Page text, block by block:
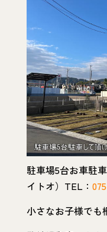
駐車場5台お車駐
イトオ）TEL：
小さなお子様でも